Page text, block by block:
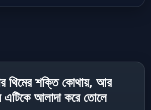
থিমের শক্তি কোথায়, আর
এটিকে আলাদা করে তোলে